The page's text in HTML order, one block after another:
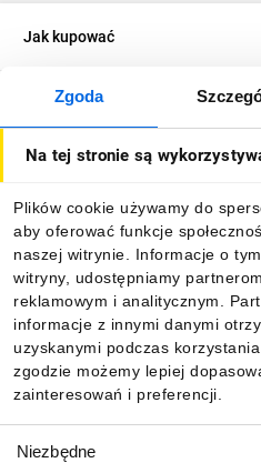
Zgoda
Na tej stronie są
Plików cookie używamy do
aby oferować funkcje
naszej witrynie. Informacje o
witryny, udostępniamy
reklamowym i analitycznym.
informacje z innymi danymi
uzyskanymi podczas
zgodzie możemy lepiej
zainteresowań i preferencji.
zgody
Niezbędne
Jak kupować
O firmie
Informacje
Pobierz naszą